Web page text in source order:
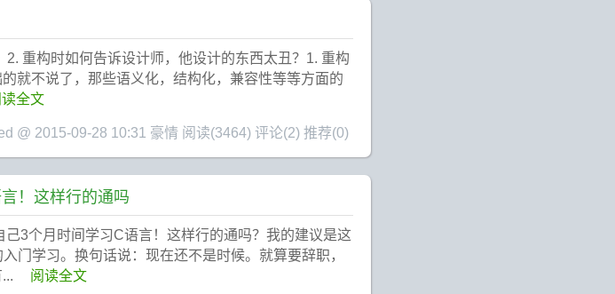
重构时如何告诉设计师，他设计的东西太丑？1. 重构
就不说了，那些语义化，结构化，兼容性等等方面的
全文
@ 2015-09-28 10:31 豪情 阅读(3464) 评论(2) 推荐(0)
！这样行的通吗
3个月时间学习C语言！这样行的通吗？我的建议是这
门学习。换句话说：现在还不是时候。就算要辞职，
阅读全文